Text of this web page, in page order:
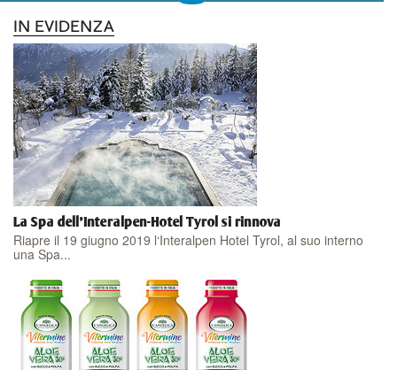
IN EVIDENZA
La Spa dell'Interalpen-Hotel Tyrol si rinnova
Riapre il 19 giugno 2019 l‘Interalpen Hotel Tyrol, al suo interno
una Spa...